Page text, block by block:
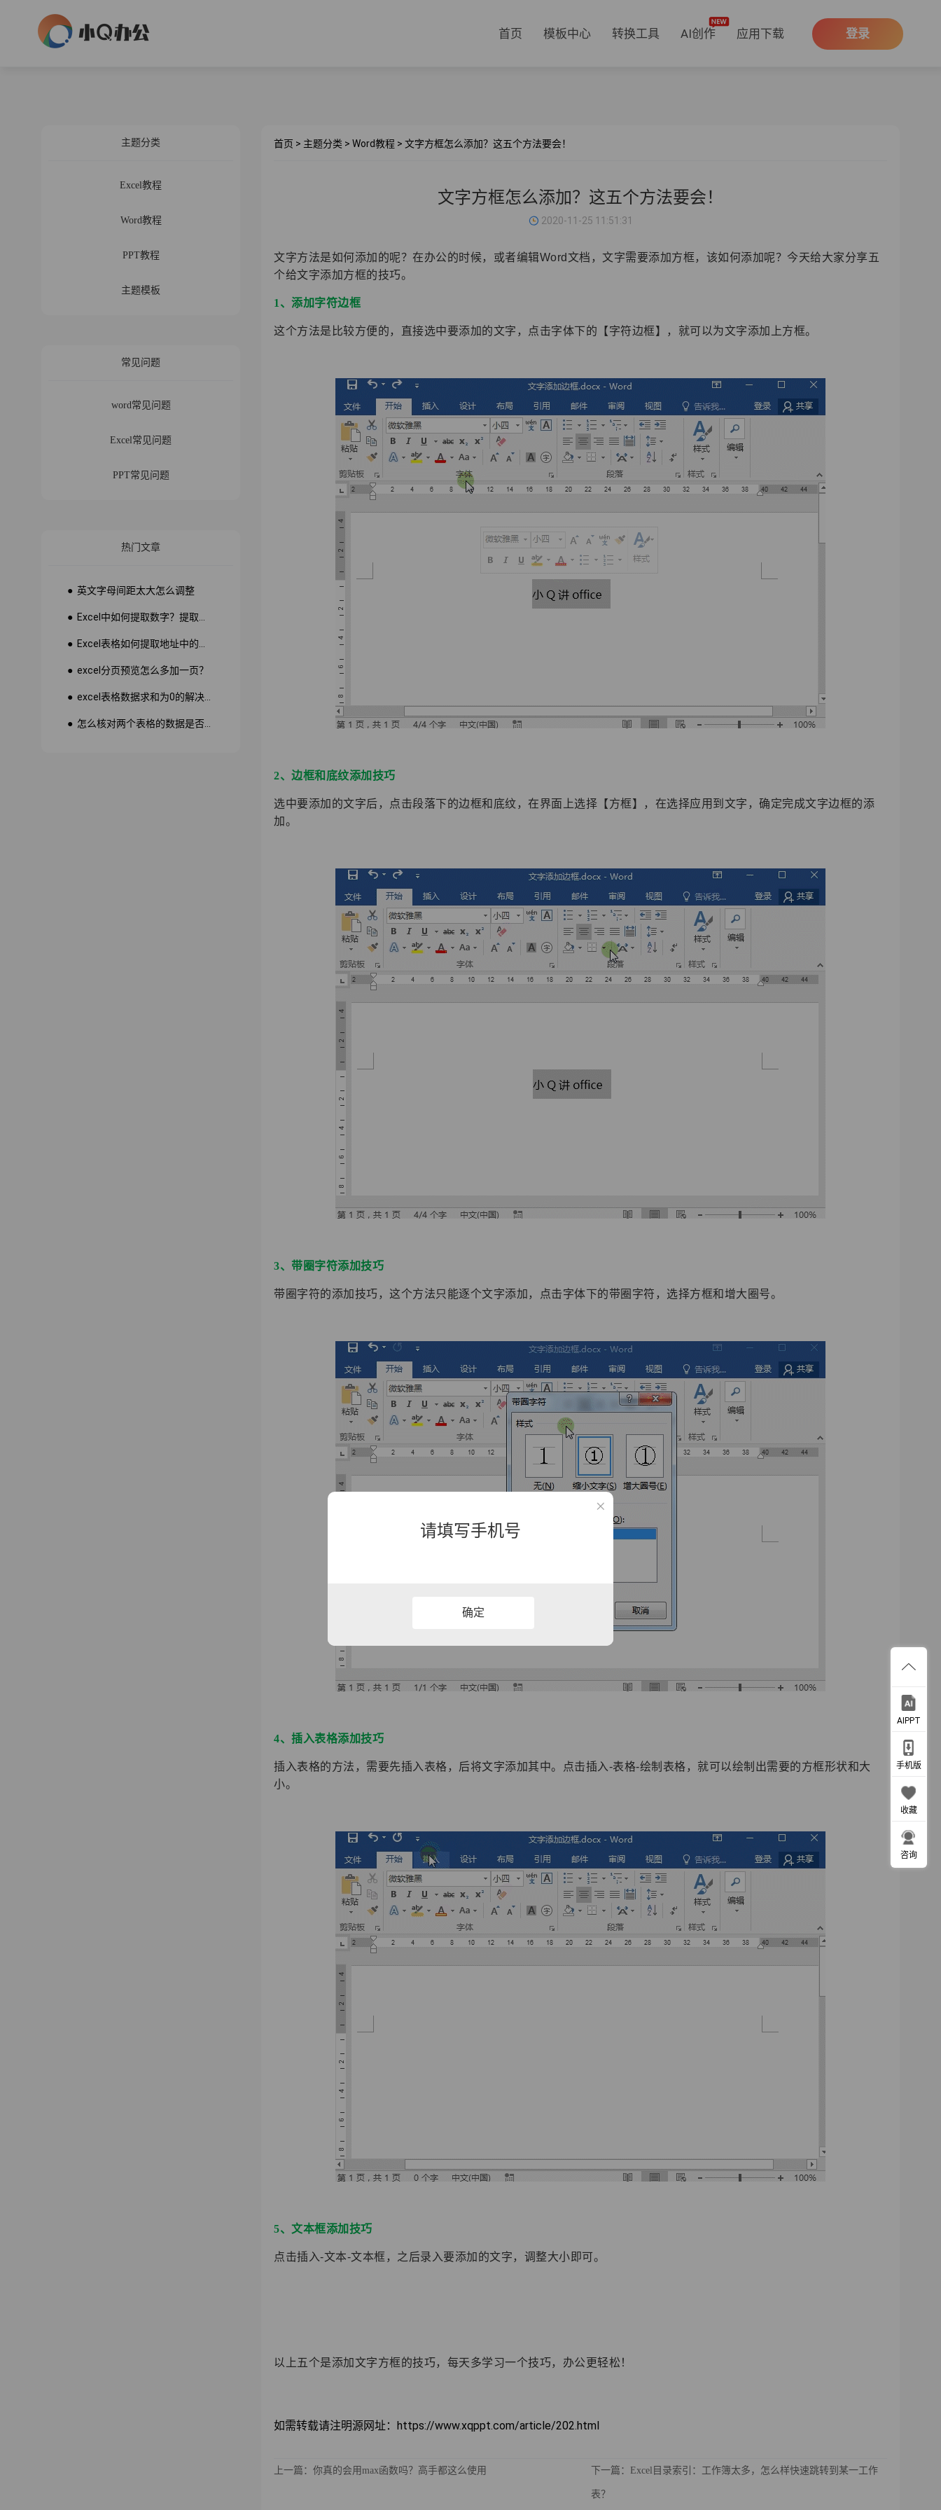
首页 模板中心 转换工具 AI创作 应用下载 登录
主题分类
Excel教程
Word教程
PPT教程
主题模板
常见问题
word常见问题
Excel常见问题
PPT常见问题
热门文章
● 英文字母间距太大怎么调整
● excel分页预览怎么多加一页？
首页 > 主题分类 > Word教程 > 文字方框怎么添加？这五个方法要会！
文字方框怎么添加？这五个方法要会！
2020-11-25 11:51:31
文字方法是如何添加的呢？在办公的时候，或者编辑Word文档，文字需要添加方框，该如何添加呢？今天给大家分享五
个给文字添加方框的技巧。
1、添加字符边框
这个方法是比较方便的，直接选中要添加的文字，点击字体下的【字符边框】，就可以为文字添加上方框。
2、边框和底纹添加技巧
选中要添加的文字后，点击段落下的边框和底纹，在界面上选择【方框】，在选择应用到文字，确定完成文字边框的添
加。
3、带圈字符添加技巧
带圈字符的添加技巧，这个方法只能逐个文字添加，点击字体下的带圈字符，选择方框和增大圈号。
4、插入表格添加技巧
插入表格的方法，需要先插入表格，后将文字添加其中。点击插入-表格-绘制表格，就可以绘制出需要的方框形状和大
小。
5、文本框添加技巧
点击插入-文本-文本框，之后录入要添加的文字，调整大小即可。
以上五个是添加文字方框的技巧，每天多学习一个技巧，办公更轻松！
如需转载请注明源网址：https://www.xqppt.com/article/202.html
上一篇：你真的会用max函数吗？高手都这么使用 下一篇：Excel目录索引：工作簿太多，怎么样快速跳转到某一工作
表？
AIPPT
手机版
收藏
咨询
请填写手机号
确定